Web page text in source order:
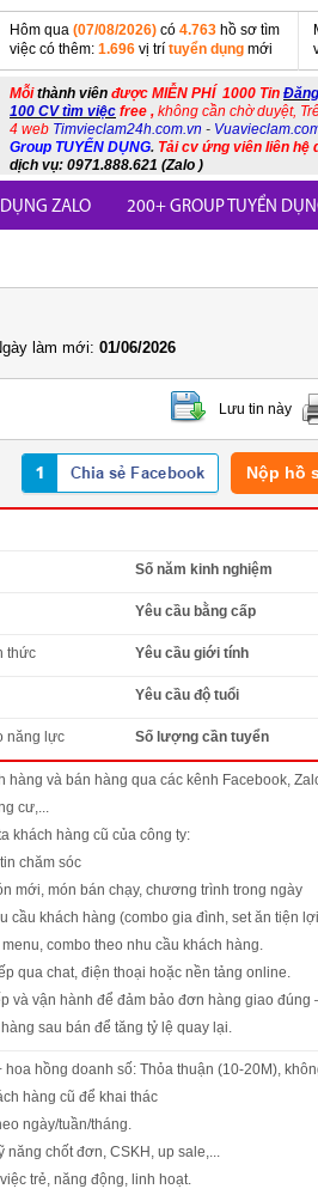
Hôm qua (07/08/2026) có 4.763 hồ sơ tìm
việc có thêm: 1.696 vị trí tuyển dụng mới
Mỗithành viên được MIỄN PHÍ 1000 Tin
100 CV tìm việc free , không cần chờ duyệt,
4 web Timvieclam24h.com.vn -
Group TUYỂN DỤNG. Tải cv ứng viên liên hệ
dịch vụ: 0971.888.621 (Zalo )
ZALO 200+ GROUP TUYỂN
làm mới: 01/06/2026
Lưu tin này
Nộp hồ
Số năm kinh nghiệm
Yêu cầu bằng cấp
thức Yêu cầu giới tính
Yêu cầu độ tuổi
năng lực Số lượng cần tuyển
hàng và bán hàng qua các kênh Facebook,
cư,...
khách hàng cũ của công ty:
chăm sóc
mới, món bán chạy, chương trình trong ngày
cầu khách hàng (combo gia đình, set ăn tiện
combo theo nhu cầu khách hàng.
qua chat, điện thoại hoặc nền tảng online.
và vận hành để đảm bảo đơn hàng giao đúng
sau bán để tăng tỷ lệ quay lại.
hoa hồng doanh số: Thỏa thuận (10-20M),
hàng cũ để khai thác
ngày/tuần/tháng.
năng chốt đơn, CSKH, up sale,...
trẻ, năng động, linh hoạt.